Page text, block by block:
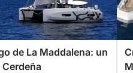
de La Maddalena: un